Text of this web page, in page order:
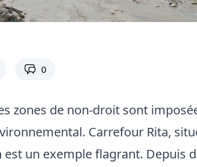
0
zones de non-droit sont
Carrefour Rita,
est un exemple flagrant. Depuis